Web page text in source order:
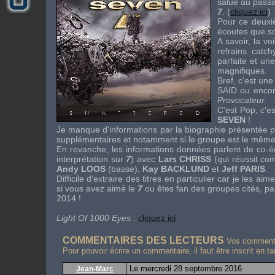
7. (cliquez ici)
Pour ce
écoutes que
A savoir, la
refrains
parfaite et
magnifiques.
Bref, c'est
SAID ou
Provocateur
C'est Pop ,
SEVEN !
Je manque d'informations par la biographie présentée
supplémentaires et notamment si le groupe est le
En revanche, les informations données parlent de co-
interprétation sur 7) avec Lars CHRISS (qui réussit
Andy LOOS (basse), Kay BACKLUND et Jeff PARIS
Difficile d'extraire des titres en particulier car je les
si vous avez aimé le 7ou êtes fan des groupes cités,
2014 !
Light Of 1000 Eyes : cliquez ici
COMMENTAIRES DES LECTEURS Vos
Pour pouvoir écrire un commentaire, il faut être inscrit en
Jean-Marc Le mercredi 28 septembre 2016